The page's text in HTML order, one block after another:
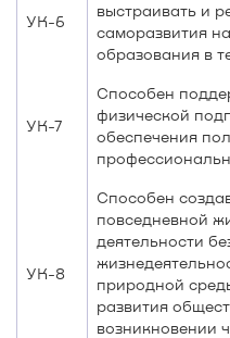
УК-6
выстраивать и
саморазвития
образования в
УК-7
Способен
физической
обеспечения
УК-8
Способен
повседневной
деятельности
природной
развития
возникновении